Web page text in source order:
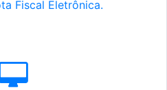
Fiscal Eletrônica.